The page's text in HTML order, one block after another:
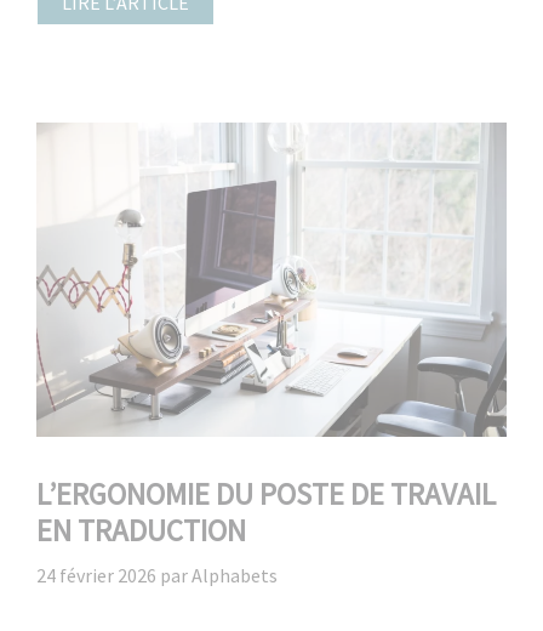
L’ERGONOMIE DU POSTE DE TRAVAIL
EN TRADUCTION
24 février 2026 parAlphabets